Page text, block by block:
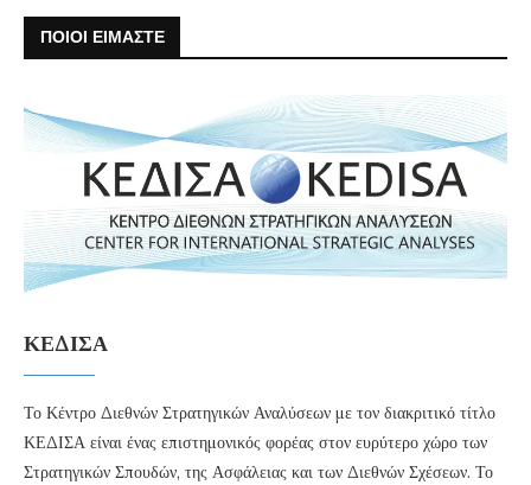
ΠΟΙΟΙ ΕΙΜΑΣΤΕ
ΚΕΔΙΣΑ
Το Κέντρο Διεθνών Στρατηγικών Αναλύσεων με τον διακριτικό τίτλο
ΚΕΔΙΣΑ είναι ένας επιστημονικός φορέας στον ευρύτερο χώρο των
Στρατηγικών Σπουδών, της Ασφάλειας και των Διεθνών Σχέσεων. Το